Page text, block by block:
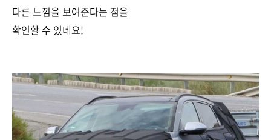
다른 느낌을 보여준다는 점을
확인할 수 있네요!